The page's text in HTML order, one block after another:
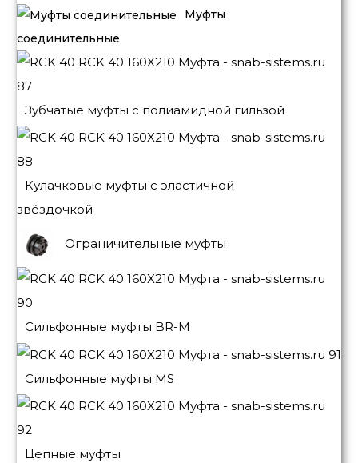
Муфты
соединительные
Зубчатые муфты с полиамидной гильзой
Кулачковые муфты с эластичной
звёздочкой
Ограничительные муфты
Сильфонные муфты BR-M
Сильфонные муфты MS
Цепные муфты